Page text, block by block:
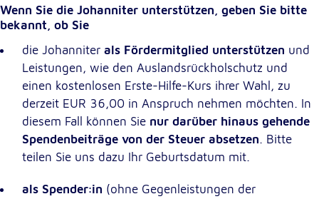
Wenn Sie die Johanniter unterstützen, geben Sie bitte
bekannt, ob Sie
die Johanniter als Fördermitglied unterstützen und
Leistungen, wie den Auslandsrückholschutz und
einen kostenlosen Erste-Hilfe-Kurs ihrer Wahl, zu
derzeit EUR 36,00 in Anspruch nehmen möchten. In
diesem Fall können Sie nur darüber hinaus gehende
Spendenbeiträge von der Steuer absetzen. Bitte
teilen Sie uns dazu Ihr Geburtsdatum mit.
als Spender:in (ohne Gegenleistungen der
1 Jahr
Statistik
Statistik Cookies erfassen Informationen anonym.
Diese Informationen helfen uns zu verstehen, wie
unsere Besucher unsere Website nutzen.
Google Analytics
_ga, _gid, _gac_gb_